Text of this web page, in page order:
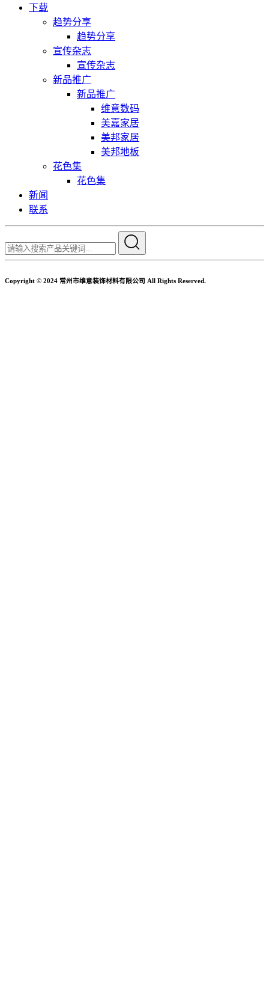
下载
趋势分享
趋势分享
宣传杂志
宣传杂志
新品推广
新品推广
维意数码
美嘉家居
美邦家居
美邦地板
花色集
花色集
新闻
联系
Copyright © 2024 常州市维意装饰材料有限公司 All Rights Reserved.